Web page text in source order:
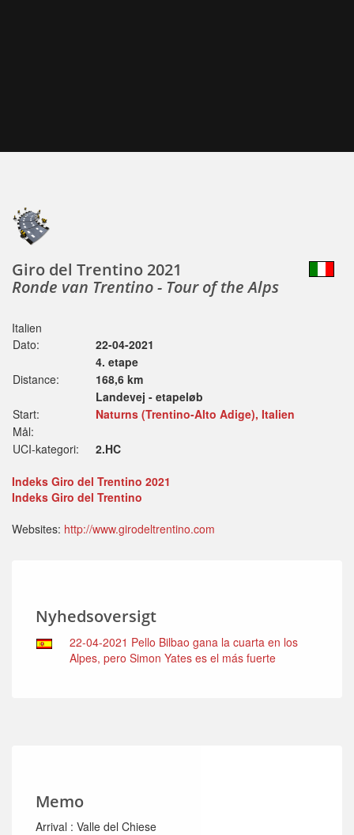
Giro del Trentino 2021
Ronde van Trentino - Tour of the Alps
Italien
Dato:
22-04-2021
4. etape
Distance:
168,6 km
Landevej - etapeløb
Start:
Naturns (Trentino-Alto Adige), Italien
Mål:
UCI-kategori:
2.HC
Indeks Giro del Trentino 2021
Indeks Giro del Trentino
Websites: http://www.girodeltrentino.com
Nyhedsoversigt
22-04-2021 Pello Bilbao gana la cuarta en los
Alpes, pero Simon Yates es el más fuerte
Memo
Arrival : Valle del Chiese